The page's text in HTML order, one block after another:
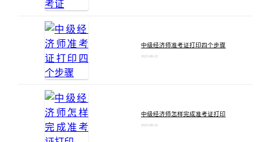
中级经济师准考证打印四个步骤
2023-08-22
中级经济师怎样完成准考证打印
2023-08-16